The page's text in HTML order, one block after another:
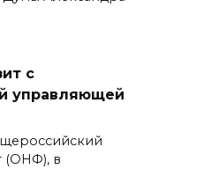
с
управляющей
(ОНФ), в